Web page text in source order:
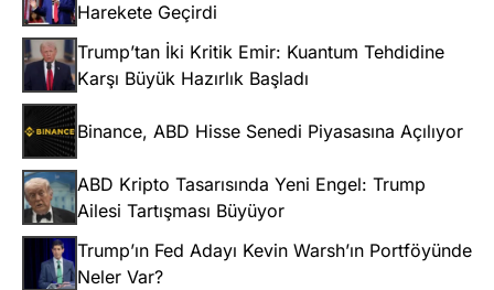
Harekete Geçirdi
Trump’tan İki Kritik Emir: Kuantum Tehdidine
Karşı Büyük Hazırlık Başladı
Binance, ABD Hisse Senedi Piyasasına Açılıyor
ABD Kripto Tasarısında Yeni Engel: Trump
Ailesi Tartışması Büyüyor
Trump’ın Fed Adayı Kevin Warsh’ın Portföyünde
Neler Var?